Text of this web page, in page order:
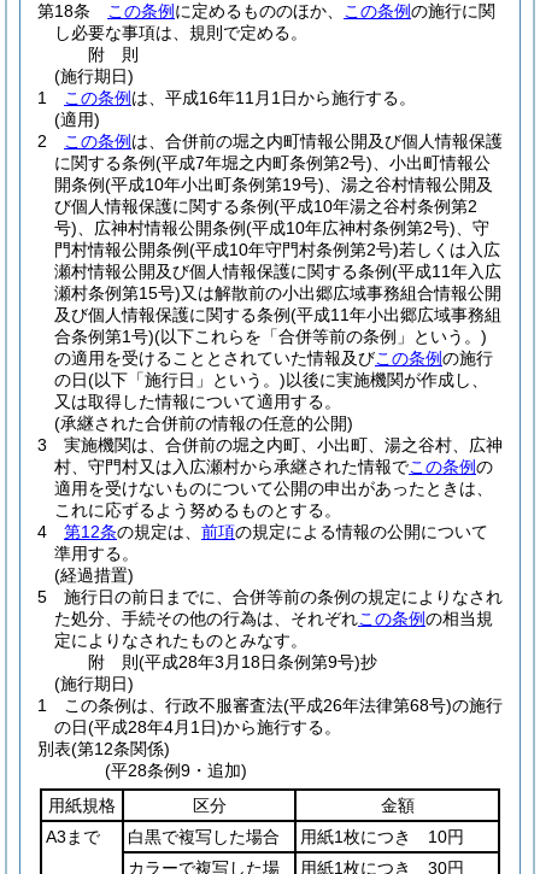
第18条
この条例 に定めるもののほか、 この条例の施行に関
し必要な事項は、規則で定める。
附 則
(施行期日)
1
この条例 は、平成16年11月1日から施行する。
(適用)
2
この条例 は、合併前の堀之内町情報公開及び個人情報保護
に関する条例(平成7年堀之内町条例第2号) 、小出町情報公
開条例(平成10年小出町条例第19号) 、湯之谷村情報公開及
び個人情報保護に関する条例(平成10年湯之谷村条例第2
号) 、広神村情報公開条例(平成10年広神村条例第2号) 、守
門村情報公開条例(平成10年守門村条例第2号)若しくは入広
瀬村情報公開及び個人情報保護に関する条例(平成11年入広
瀬村条例第15号)又は解散前の小出郷広域事務組合情報公開
及び個人情報保護に関する条例(平成11年小出郷広域事務組
合条例第1号)(以下これらを「合併等前の条例」という。)
の適用を受けることとされていた情報及びこの条例の施行
の日(以下「施行日」という。)以後に実施機関が作成し、
又は取得した情報について適用する。
(承継された合併前の情報の任意的公開)
3
実施機関は、合併前の堀之内町、小出町、湯之谷村、広神
村、守門村又は入広瀬村から承継された情報でこの条例の
適用を受けないものについて公開の申出があったときは、
これに応ずるよう努めるものとする。
4
第12条の規定は、 前項の規定による情報の公開について
準用する。
(経過措置)
5
施行日の前日までに、合併等前の条例の規定によりなされ
た処分、手続その他の行為は、それぞれこの条例の相当規
定によりなされたものとみなす。
附 則(平成28年3月18日条例第9号)抄
(施行期日)
1
この条例は、行政不服審査法(平成26年法律第68号)の施行
の日(平成28年4月1日)から施行する。
別表(第12条関係)
(平28条例9・追加)
用紙規格
区分
金額
A3まで
白黒で複写した場合
用紙1枚につき 10円
カラーで複写した場
用紙1枚につき 30円